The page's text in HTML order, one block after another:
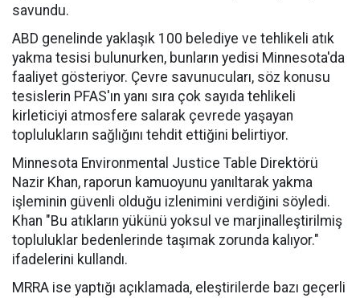
savundu.
ABD genelinde yaklaşık 100 belediye ve tehlikeli atık
yakma tesisi bulunurken, bunların yedisi Minnesota'da
faaliyet gösteriyor. Çevre savunucuları, söz konusu
tesislerin PFAS'ın yanı sıra çok sayıda tehlikeli
kirleticiyi atmosfere salarak çevrede yaşayan
toplulukların sağlığını tehdit ettiğini belirtiyor.
Minnesota Environmental Justice Table Direktörü
Nazir Khan, raporun kamuoyunu yanıltarak yakma
işleminin güvenli olduğu izlenimini verdiğini söyledi.
Khan "Bu atıkların yükünü yoksul ve marjinalleştirilmiş
topluluklar bedenlerinde taşımak zorunda kalıyor."
ifadelerini kullandı.
MRRA ise yaptığı açıklamada, eleştirilerde bazı geçerli